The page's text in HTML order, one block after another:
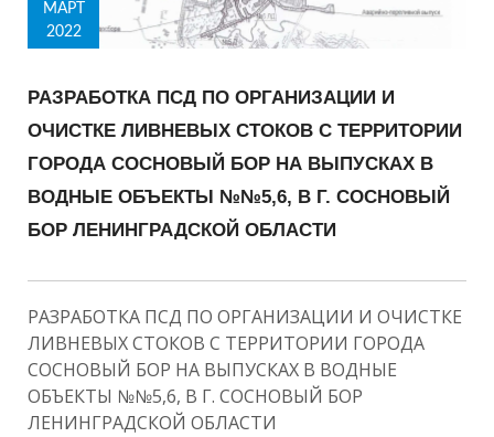
МАРТ
2022
РАЗРАБОТКА ПСД ПО ОРГАНИЗАЦИИ И
ОЧИСТКЕ ЛИВНЕВЫХ СТОКОВ С ТЕРРИТОРИИ
ГОРОДА СОСНОВЫЙ БОР НА ВЫПУСКАХ В
ВОДНЫЕ ОБЪЕКТЫ №№5,6, В Г. СОСНОВЫЙ
БОР ЛЕНИНГРАДСКОЙ ОБЛАСТИ
РАЗРАБОТКА ПСД ПО ОРГАНИЗАЦИИ И ОЧИСТКЕ
ЛИВНЕВЫХ СТОКОВ С ТЕРРИТОРИИ ГОРОДА
СОСНОВЫЙ БОР НА ВЫПУСКАХ В ВОДНЫЕ
ОБЪЕКТЫ №№5,6, В Г. СОСНОВЫЙ БОР
ЛЕНИНГРАДСКОЙ ОБЛАСТИ